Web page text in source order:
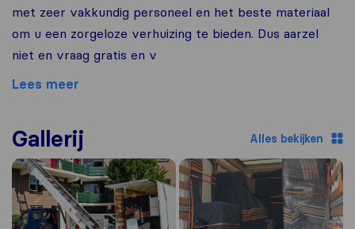
met zeer vakkundig personeel en het beste materiaal
om u een zorgeloze verhuizing te bieden. Dus aarzel
niet en vraag gratis en v
Lees meer
Gallerij Alles bekijken